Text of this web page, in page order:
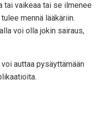
tai vaikeaa tai se ilmenee
mennä lääkäriin.
voi olla jokin sairaus,
auttaa pysäyttämään